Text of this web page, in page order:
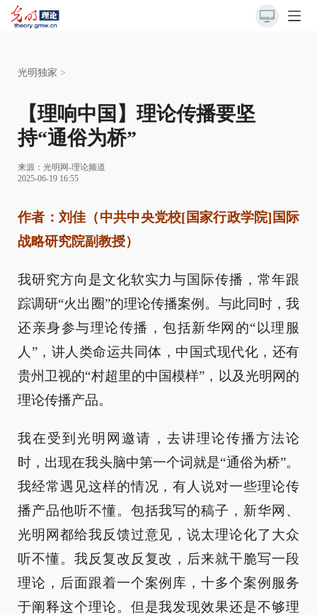
光明独家 >
【理响中国】理论传播要坚
持“通俗为桥”
来源： 光明网-理论频道
2025-06-19 16:55
作者：刘佳（中共中央党校[国家行政学院]国际
战略研究院副教授）
我研究方向是文化软实力与国际传播，常年跟
踪调研“火出圈”的理论传播案例。与此同时，我
还亲身参与理论传播，包括新华网的“以理服
人”，讲人类命运共同体，中国式现代化，还有
贵州卫视的“村超里的中国模样”，以及光明网的
理论传播产品。
我在受到光明网邀请，去讲理论传播方法论
时，出现在我头脑中第一个词就是“通俗为桥”。
我经常遇见这样的情况，有人说对一些理论传
播产品他听不懂。包括我写的稿子，新华网、
光明网都给我反馈过意见，说太理论化了大众
听不懂。我反复改反复改，后来就干脆写一段
理论，后面跟着一个案例库，十多个案例服务
于阐释这个理论。但是我发现效果还是不够理